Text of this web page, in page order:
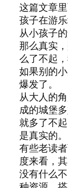
这篇文章
孩子在游
从小孩子
那么真实
么了不起
如果别的
爆发了。
从大人的
成的城堡
就多了不
是真实的。
有些老读
度来看，
没有什么